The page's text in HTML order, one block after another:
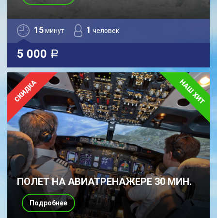
15минут 1 человек
5 000 a
ПОЛЕТ НА АВИАТРЕНАЖЕРЕ 30 МИН.
Подробнее